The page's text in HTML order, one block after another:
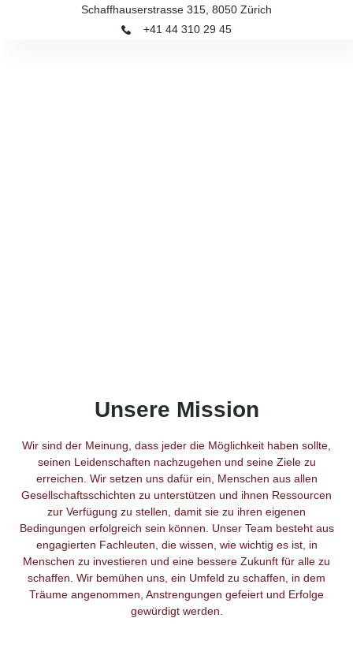
Schaffhauserstrasse 315, 8050 Zürich
+41 44 310 29 45
Unsere Mission
Wir sind der Meinung, dass jeder die Möglichkeit haben sollte,
seinen Leidenschaften nachzugehen und seine Ziele zu
erreichen. Wir setzen uns dafür ein, Menschen aus allen
Gesellschaftsschichten zu unterstützen und ihnen Ressourcen
zur Verfügung zu stellen, damit sie zu ihren eigenen
Bedingungen erfolgreich sein können. Unser Team besteht aus
engagierten Fachleuten, die wissen, wie wichtig es ist, in
Menschen zu investieren und eine bessere Zukunft für alle zu
schaffen. Wir bemühen uns, ein Umfeld zu schaffen, in dem
Träume angenommen, Anstrengungen gefeiert und Erfolge
gewürdigt werden.